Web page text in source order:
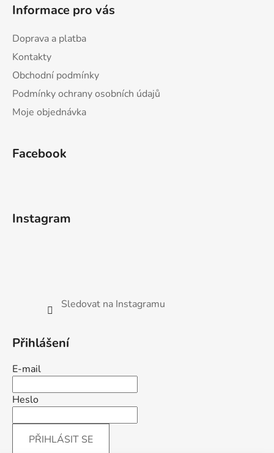
Informace pro vás
Doprava a platba
Kontakty
Obchodní podmínky
Podmínky ochrany osobních údajů
Moje objednávka
Facebook
Instagram
Sledovat na Instagramu
Přihlášení
E-mail
Heslo
PŘIHLÁSIT SE